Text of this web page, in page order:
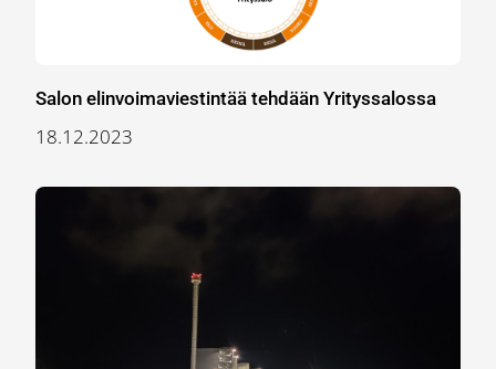
Salon elinvoimaviestintää tehdään Yrityssalossa
18.12.2023